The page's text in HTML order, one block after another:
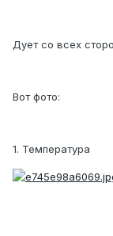
Дует со всех
Вот фото:
1. Температура